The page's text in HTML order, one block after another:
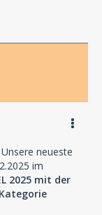
neueste
im
2025 mit der